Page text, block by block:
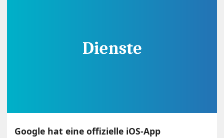
Google hat eine offizielle iOS-App